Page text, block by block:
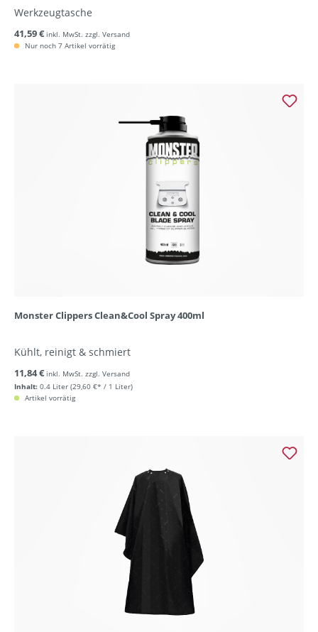
Werkzeugtasche
41,59 € inkl. MwSt. zzgl. Versand
Nur noch 7 Artikel vorrätig
Monster Clippers Clean&Cool Spray 400ml
Kühlt, reinigt & schmiert
Inhalt: 0.4 Liter (29,60 €* / 1 Liter)
11,84 € inkl. MwSt. zzgl. Versand
Artikel vorrätig